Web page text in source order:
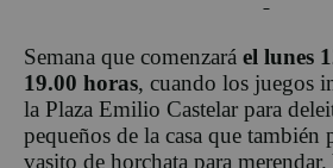
Semana que comenzará el lunes
19.00 horas, cuando los juegos
la Plaza Emilio Castelar para
pequeños de la casa que también
vasito de horchata para